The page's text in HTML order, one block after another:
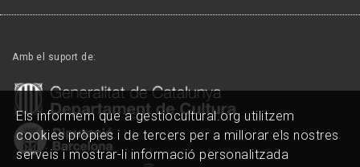
Amb el suport de:
Els informem que a gestiocultural.org utilitzem
cookies pròpies i de tercers per a millorar els nostres
serveis i mostrar-li informació personalitzada